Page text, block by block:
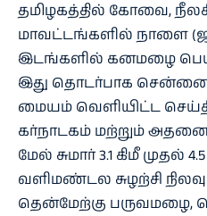
தமிழகத்தில் கோவை,
மாவட்டங்களில் நாளை
இடங்களில் கனமழை
இது தொடர்பாக
மையம் வெளியிட்ட
கர்நாடகம் மற்றும் அதனை
மேல் சுமார் 3.1 கிமீ முதல்
வளிமண்டல சுழற்சி
தென்மேற்கு பருவமழை,